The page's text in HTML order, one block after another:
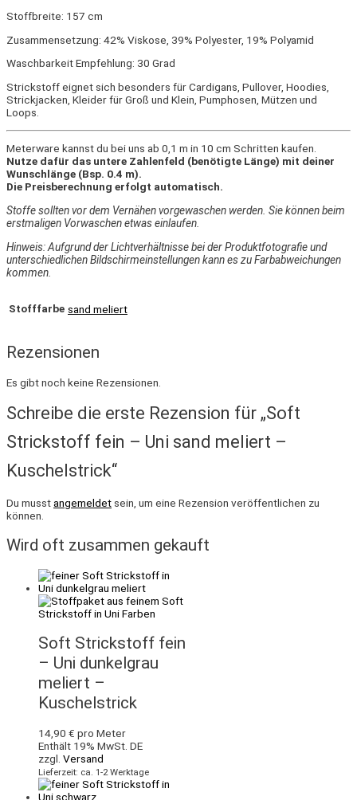
Stoffbreite: 157 cm
Zusammensetzung: 42% Viskose, 39% Polyester, 19% Polyamid
Waschbarkeit Empfehlung: 30 Grad
Strickstoff eignet sich besonders für Cardigans, Pullover, Hoodies,
Strickjacken, Kleider für Groß und Klein, Pumphosen, Mützen und
Loops.
Meterware kannst du bei uns ab 0,1 m in 10 cm Schritten kaufen.
Nutze dafür das untere Zahlenfeld (benötigte Länge) mit deiner
Wunschlänge (Bsp. 0.4 m).
Die Preisberechnung erfolgt automatisch.
Stoffe sollten vor dem Vernähen vorgewaschen werden. Sie können beim
erstmaligen Vorwaschen etwas einlaufen.
Hinweis: Aufgrund der Lichtverhältnisse bei der Produktfotografie und
unterschiedlichen Bildschirmeinstellungen kann es zu Farbabweichungen
kommen.
Stofffarbe sand meliert
Rezensionen
Es gibt noch keine Rezensionen.
Schreibe die erste Rezension für „Soft
Strickstoff fein – Uni sand meliert –
Kuschelstrick“
Du musstangemeldet sein, um eine Rezension veröffentlichen zu
können.
Wird oft zusammen gekauft
Soft Strickstoff fein
– Uni dunkelgrau
meliert –
Kuschelstrick
14,90 € pro Meter
Enthält 19% MwSt. DE
zzgl. Versand
Lieferzeit: ca. 1-2 Werktage